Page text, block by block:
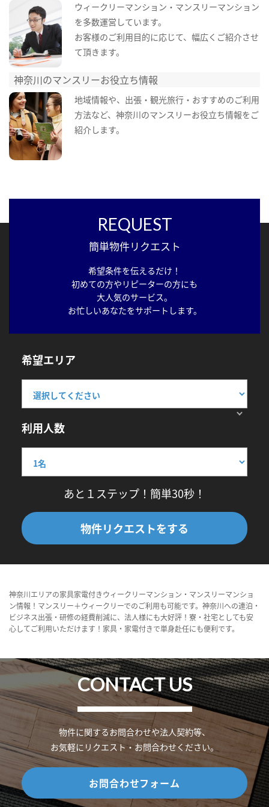
ウィークリーマンション・マンスリーマンション
を多数運営しています。
お客様のご利用目的に応じて、幅広くご紹介させ
て頂きます。
神奈川のマンスリーお役立ち情報
地域情報や、出張・観光旅行・おすすめのご利用
方法など、神奈川のマンスリーお役立ち情報をご
紹介します。
REQUEST
簡単物件リクエスト
希望条件を伝えるだけ！
初めての方やリピーターの方にも
大人気のサービス。
お忙しいあなたをサポートします。
希望エリア
利用人数
あと１ステップ！簡単30秒！
物件リクエストをする
神奈川エリアの家具家電付きウィークリーマンション・マンスリーマンショ
ン情報！マンスリー＋ウィークリーでのご利用も可能です。神奈川への連泊・
ビジネス出張・研修の経費削減に、法人様にも大好評！寮・社宅としても安
心してご利用いただけます！家具・家電付きで単身赴任にも便利です。
CONTACT US
物件に関するお問合わせや法人契約等、
お気軽にリクエスト・お問合わせください。
お問合わせフォーム